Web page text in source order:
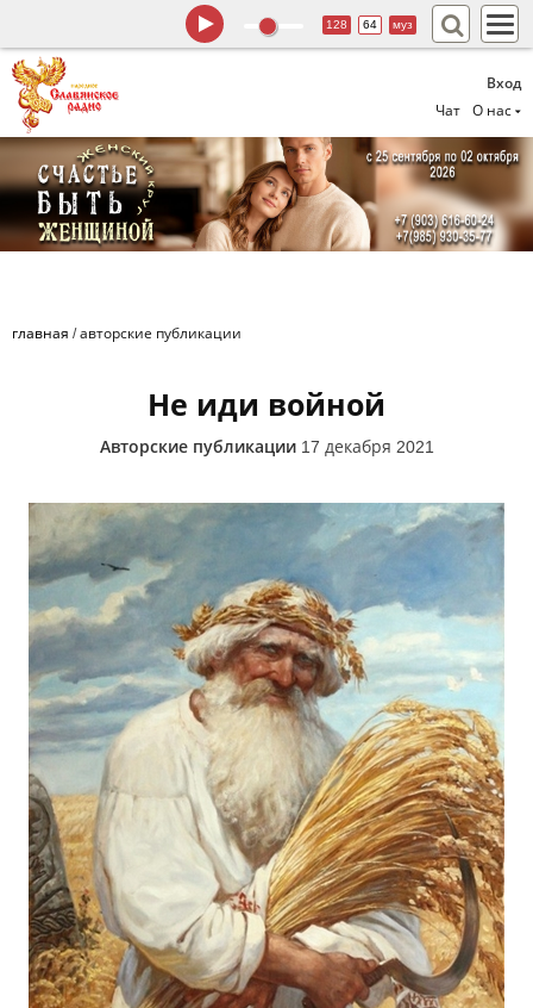
Вход
Чат
О нас
128 64 муз
главная /авторские публикации
Не иди войной
Авторские публикации 17 декабря 2021